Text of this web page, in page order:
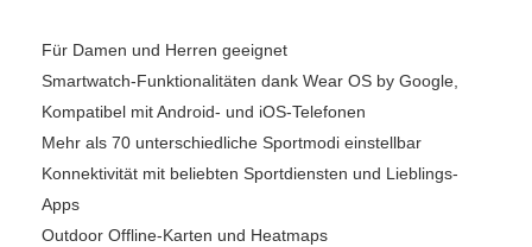
Für Damen und Herren geeignet
Smartwatch-Funktionalitäten dank Wear OS by Google,
Kompatibel mit Android- und iOS-Telefonen
Mehr als 70 unterschiedliche Sportmodi einstellbar
Konnektivität mit beliebten Sportdiensten und Lieblings-
Apps
Outdoor Offline-Karten und Heatmaps